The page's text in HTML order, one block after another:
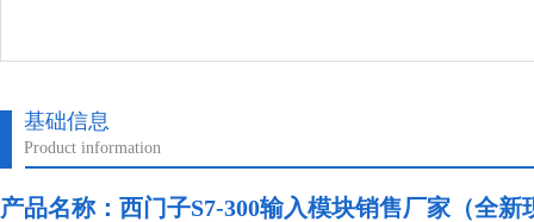
基础信息
Product information
产品名称： 西门子S7-300输入模块销售厂家（全新